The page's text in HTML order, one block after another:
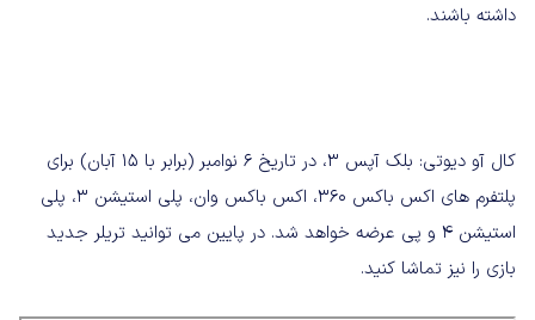
داشته باشند.
کال آو دیوتی: بلک آپس 3، در تاریخ 6 نوامبر (برابر با 15 آبان) برای
پلتفرم های اکس باکس 360، اکس باکس وان، پلی استیشن 3، پلی
استیشن 4 و پی عرضه خواهد شد. در پایین می توانید تریلر جدید
بازی را نیز تماشا کنید.